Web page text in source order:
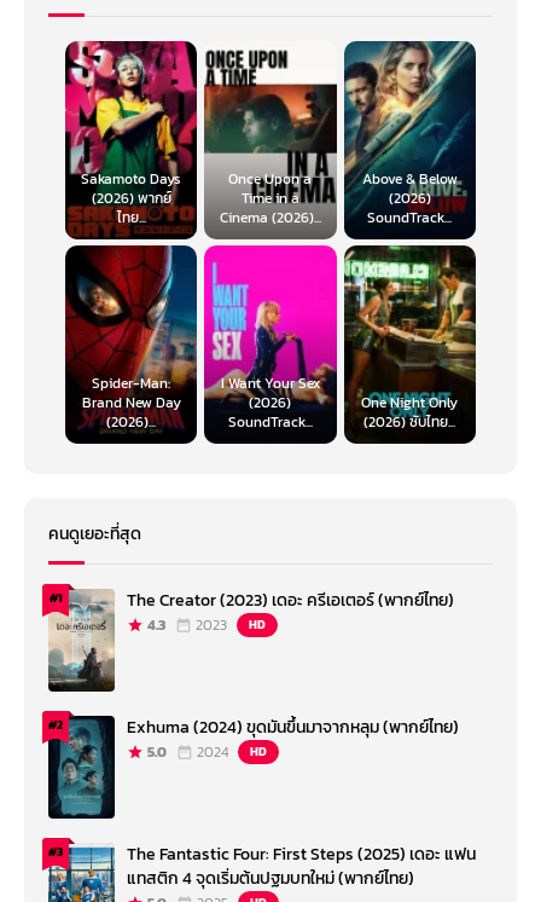
Sakamoto Days
(2026) พากย์
ไทย...
Once Upon a
Time in a
Cinema (2026)...
Above & Below
(2026)
SoundTrack...
Spider-Man:
Brand New Day
(2026)...
I Want Your Sex
(2026)
SoundTrack...
One Night Only
(2026) ซับไทย...
คนดูเยอะที่สุด
#1 The Creator (2023) เดอะ ครีเอเตอร์ (พากย์ไทย)
4.3 2023 HD
#2 Exhuma (2024) ขุดมันขึ้นมาจากหลุม (พากย์ไทย)
5.0 2024 HD
#3
The Fantastic Four: First Steps (2025) เดอะ แฟน
แทสติก 4 จุดเริ่มต้นปฐมบทใหม่ (พากย์ไทย)